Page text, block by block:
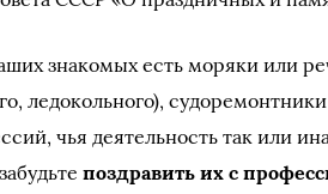
знакомых есть моряки или
ледокольного),
чья деятельность так или
поздравить их с